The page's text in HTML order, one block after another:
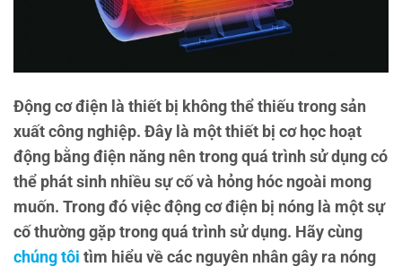
Động cơ điện là thiết bị không thể thiếu trong sản
xuất công nghiệp. Đây là một thiết bị cơ học hoạt
động bằng điện năng nên trong quá trình sử dụng có
thể phát sinh nhiều sự cố và hỏng hóc ngoài mong
muốn. Trong đó việc động cơ điện bị nóng là một sự
cố thường gặp trong quá trình sử dụng. Hãy cùng
chúng tôi tìm hiểu về các nguyên nhân gây ra nóng